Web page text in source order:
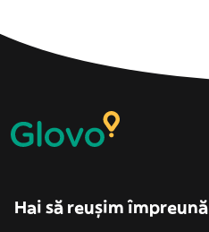
Hai să reușim împreună